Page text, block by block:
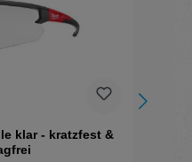
klar - kratzfest &